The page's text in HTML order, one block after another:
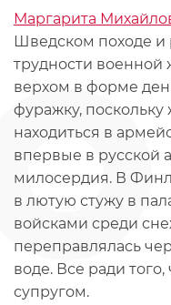
Маргарита
Шведском походе и
трудности военной
верхом в форме
фуражку,
находиться в
впервые в русской
милосердия. В
в лютую стужу в
войсками среди
переправлялась
воде. Все ради
супругом.